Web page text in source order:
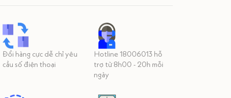
Đổi hàng cực dễ chỉ yêu
cầu số điện thoại
Hotline 18006013 hỗ
trợ từ 8h00 - 20h mỗi
ngày